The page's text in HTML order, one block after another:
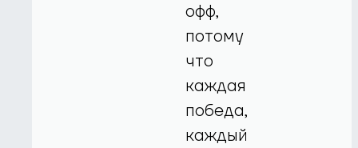
офф,
потому
что
каждая
победа,
каждый